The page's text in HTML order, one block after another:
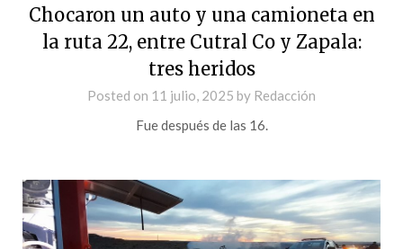
Chocaron un auto y una camioneta en
la ruta 22, entre Cutral Co y Zapala:
tres heridos
Posted on 11 julio, 2025 by Redacción
Fue después de las 16.